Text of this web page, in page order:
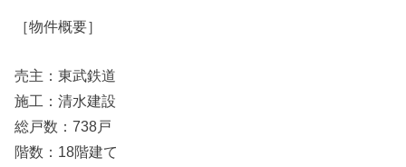
［物件概要］
売主：東武鉄道
施工：清水建設
総戸数：738戸
階数：18階建て